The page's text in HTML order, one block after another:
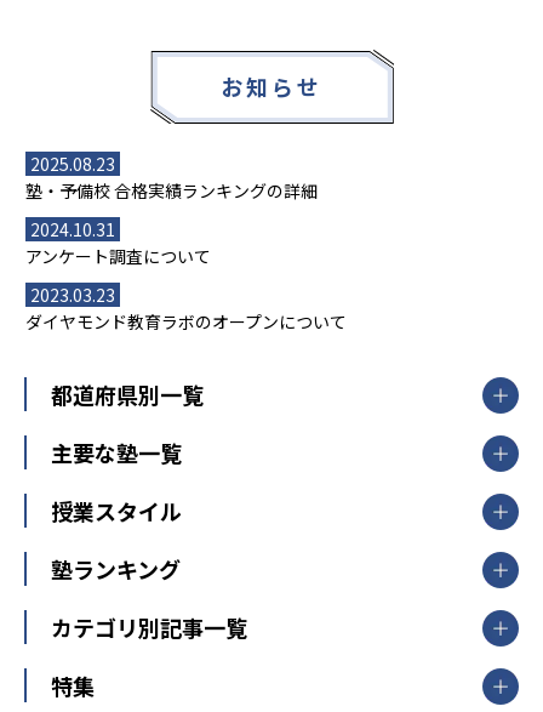
お知らせ
2025.08.23
塾・予備校 合格実績ランキングの詳細
2024.10.31
アンケート調査について
2023.03.23
ダイヤモンド教育ラボのオープンについて
都道府県別一覧
北海道・東北
山形県
福島県
関東
東京都
神奈川県
茨城県
栃木県
群馬県
新潟県
主要な塾一覧
【掲載塾一覧を見る】
東京個別指導学院
明光義塾
個別教室のトライ
授業スタイル
個別指導
オンライン指導
塾ランキング
中学受験ランキング
カテゴリ別記事一覧
中学受験
特集